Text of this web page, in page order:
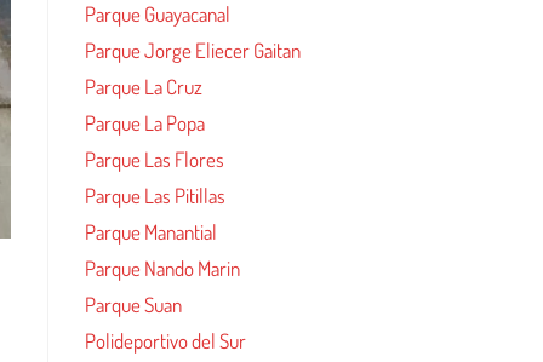
Parque Guayacanal
Parque Jorge Eliecer Gaitan
Parque La Cruz
Parque La Popa
Parque Las Flores
Parque Las Pitillas
Parque Manantial
Parque Nando Marin
Parque Suan
Polideportivo del Sur